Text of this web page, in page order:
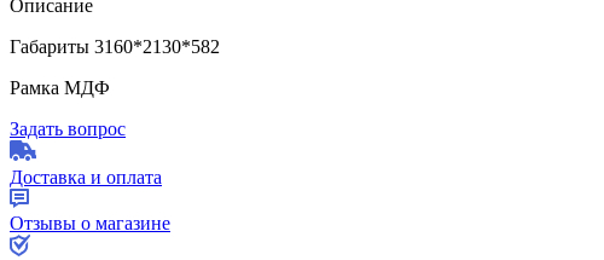
Описание
Габариты 3160*2130*582
Рамка МДФ
Задать вопрос
Доставка и оплата
Отзывы о магазине